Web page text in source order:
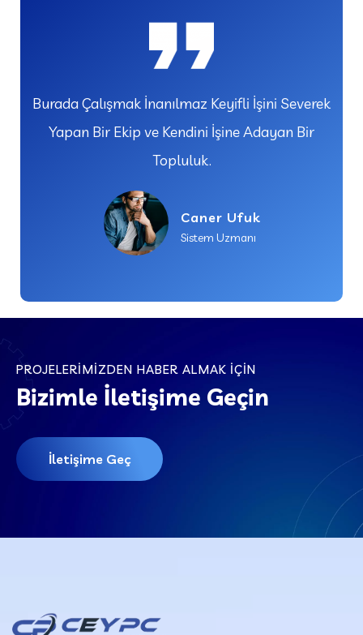
Burada Çalışmak İnanılmaz Keyifli İşini Severek
Yapan Bir Ekip ve Kendini İşine Adayan Bir
Topluluk.
Caner Ufuk
Sistem Uzmanı
PROJELERIMIZDEN HABER ALMAK İÇIN
Bizimle İletişime Geçin
İletişime Geç